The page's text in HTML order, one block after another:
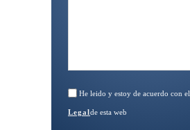
He leido y estoy de acuerdo con el
Legalde esta web